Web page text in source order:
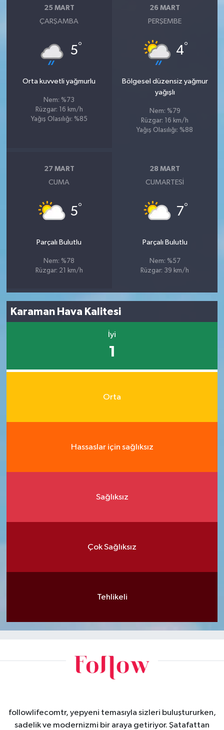
25 MART
ÇARŞAMBA
5°
Orta kuvvetli yağmurlu
Nem: %73
Rüzgar: 16 km/h
Yağış Olasılığı: %85
26 MART
PERŞEMBE
4°
Bölgesel düzensiz yağmur
yağışlı
Nem: %79
Rüzgar: 16 km/h
Yağış Olasılığı: %88
27 MART
CUMA
5°
Parçalı Bulutlu
Nem: %78
Rüzgar: 21 km/h
28 MART
CUMARTESI
7°
Parçalı Bulutlu
Nem: %57
Rüzgar: 39 km/h
Karaman Hava Kalitesi
İyi
1
Orta
Hassaslar için sağlıksız
Sağlıksız
Çok Sağlıksız
Tehlikeli
followlifecomtr, yepyeni temasıyla sizleri buluştururken,
sadelik ve modernizmi bir araya getiriyor. Şatafattan